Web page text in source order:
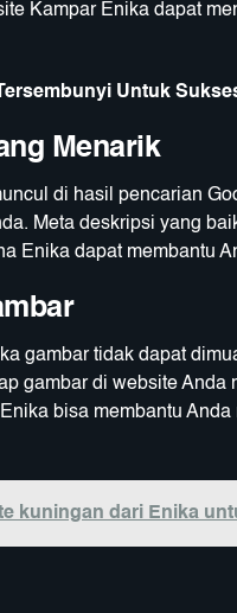
Kampar Enika dapat
Untuk
Menarik
di hasil pencarian
Meta deskripsi yang
Enika dapat membantu
gambar tidak dapat
gambar di website Anda
bisa membantu
kuningan dari Enika